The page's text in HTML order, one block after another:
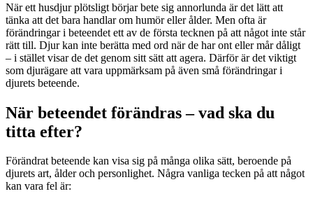
När ett husdjur plötsligt börjar bete sig annorlunda är det lätt att
tänka att det bara handlar om humör eller ålder. Men ofta är
förändringar i beteendet ett av de första tecknen på att något inte står
rätt till. Djur kan inte berätta med ord när de har ont eller mår dåligt
– i stället visar de det genom sitt sätt att agera. Därför är det viktigt
som djurägare att vara uppmärksam på även små förändringar i
djurets beteende.
När beteendet förändras – vad ska du
titta efter?
Förändrat beteende kan visa sig på många olika sätt, beroende på
djurets art, ålder och personlighet. Några vanliga tecken på att något
kan vara fel är: